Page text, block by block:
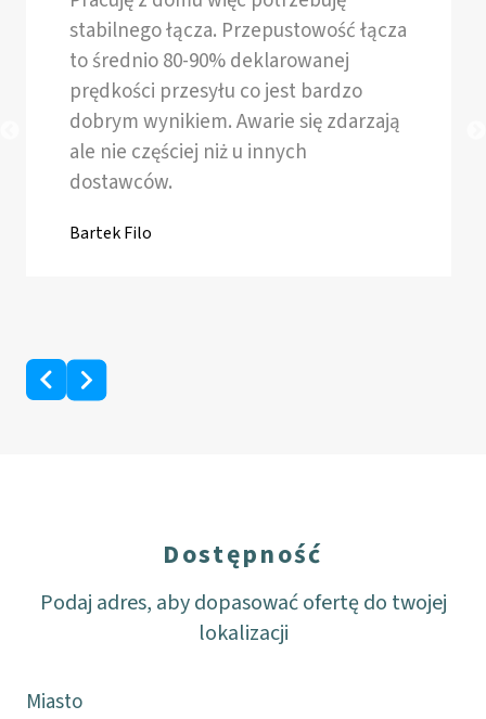
stabilnego łącza. Przepustowość łącza
to średnio 80-90% deklarowanej
prędkości przesyłu co jest bardzo
dobrym wynikiem. Awarie się zdarzają
ale nie częściej niż u innych
dostawców.
Bartek Filo
Dostępność
Podaj adres, aby dopasować ofertę do twojej
lokalizacji
Miasto